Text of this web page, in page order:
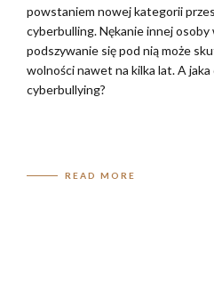
powstaniem nowej kategorii
cyberbulling. Nękanie innej
podszywanie się pod nią może
wolności nawet na kilka lat. A jaka
cyberbullying?
READ MORE